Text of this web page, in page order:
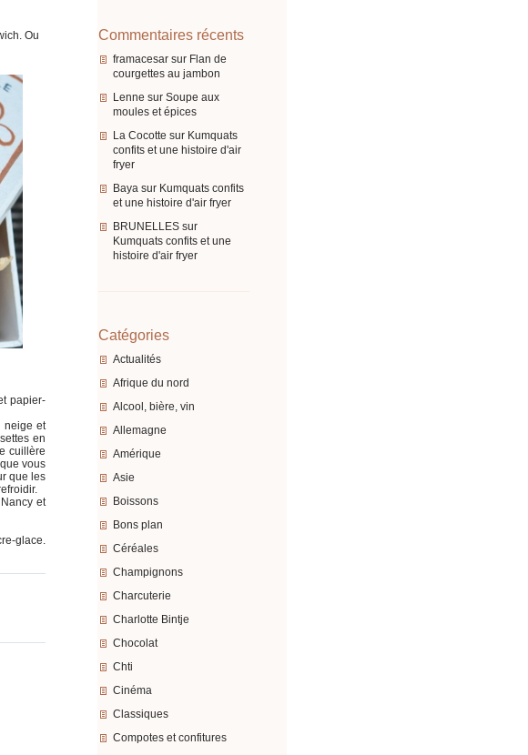
Commentaires récents
framacesar sur Flan de
courgettes au jambon
Lenne sur Soupe aux
moules et épices
La Cocotte sur Kumquats
confits et une histoire d'air
fryer
Baya sur Kumquats confits
et une histoire d'air fryer
BRUNELLES sur
Kumquats confits et une
histoire d'air fryer
Catégories
Actualités
Afrique du nord
Alcool, bière, vin
Allemagne
Amérique
Asie
Boissons
Bons plan
Céréales
Champignons
Charcuterie
Charlotte Bintje
Chocolat
Chti
Cinéma
Classiques
Compotes et confitures
Ou
papier-
neige et
en
cuillère
vous
que les
et
glace.